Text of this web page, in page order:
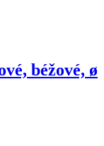
béžové, ø